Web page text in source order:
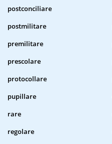
postconciliare
postmilitare
premilitare
prescolare
protocollare
pupillare
rare
regolare